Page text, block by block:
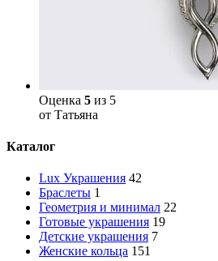
Оценка 5 из 5
от Татьяна
Каталог
Lux Украшения 42
Браслеты 1
Геометрия и минимал 22
Готовые украшения 19
Детские украшения 7
Женские кольца 151